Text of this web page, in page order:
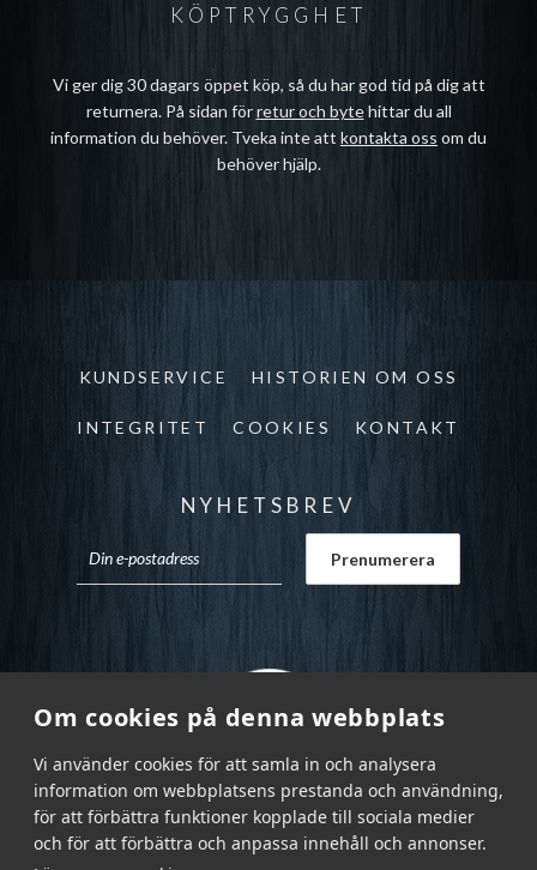
Om cookies på denna webbplats
Vi använder cookies för att samla in och analysera
information om webbplatsens prestanda och användning,
för att förbättra funktioner kopplade till sociala medier
och för att förbättra och anpassa innehåll och annonser.
KÖPTRYGGHET
Vi ger dig 30 dagars öppet köp, så du har god tid på dig att
returnera. På sidan förretur och bytehittar du all
information du behöver. Tveka inte att kontakta oss om du
behöver hjälp.
KUNDSERVICE HISTORIEN OM OSS
INTEGRITET COOKIES KONTAKT
NYHETSBREV